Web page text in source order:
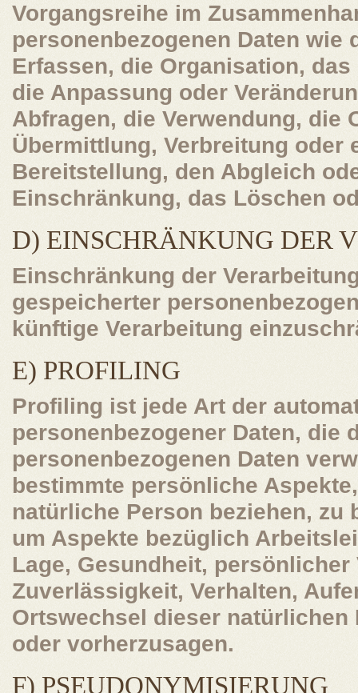
Vorgangsreihe im
personenbezogenen Daten wie
Erfassen, die Organisation,
die Anpassung oder
Abfragen, die Verwendung, die
Übermittlung, Verbreitung oder
Bereitstellung, den Abgleich
Einschränkung, das Löschen
D) EINSCHRÄNKUNG DER
Einschränkung der
gespeicherter
künftige Verarbeitung
E) PROFILING
Profiling ist jede Art der
personenbezogener Daten, die
personenbezogenen Daten
bestimmte persönliche
natürliche Person beziehen, zu
um Aspekte bezüglich
Lage, Gesundheit,
Zuverlässigkeit, Verhalten,
Ortswechsel dieser natürlichen
oder vorherzusagen.
F) PSEUDONYMISIERUNG